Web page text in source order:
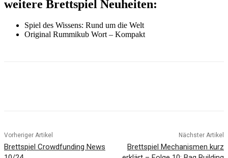
weitere Brettspiel Neuheiten:
Spiel des Wissens: Rund um die Welt
Original Rummikub Wort – Kompakt
Vorheriger Artikel
Brettspiel Crowdfunding News
Nächster Artikel
Brettspiel Mechanismen kurz